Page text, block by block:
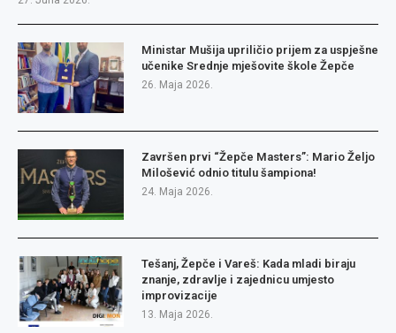
Ministar Mušija upriličio prijem za uspješne
učenike Srednje mješovite škole Žepče
26. Maja 2026.
Završen prvi “Žepče Masters”: Mario Željo
Milošević odnio titulu šampiona!
24. Maja 2026.
Tešanj, Žepče i Vareš: Kada mladi biraju
znanje, zdravlje i zajednicu umjesto
improvizacije
13. Maja 2026.